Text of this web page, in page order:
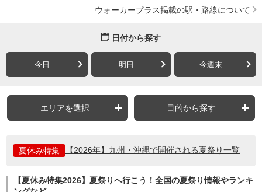
ウォーカープラス掲載の駅・路線について
日付から探す
今日 明日 今週末
エリアを選択 目的から探す
夏休み特集 【2026年】九州・沖縄で開催される夏祭り一覧
【夏休み特集2026】夏祭りへ行こう！全国の夏祭り情報やランキ